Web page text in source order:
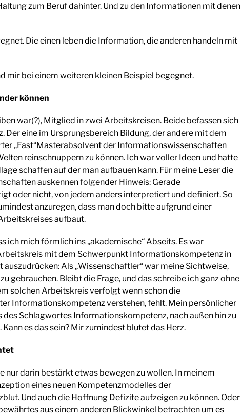
zum Beruf dahinter. Und zu den Informationen mit denen
Die einen leben die Information, die anderen handeln mit
mir bei einem weiteren kleinen Beispiel begegnet.
können
war(?), Mitglied in zwei Arbeitskreisen. Beide befassen sich
eine im Ursprungsbereich Bildung, der andere mit dem
„Fast“Masterabsolvent der Informationswissenschaften
reinschnuppern zu können. Ich war voller Ideen und hatte
schaffen auf der man aufbauen kann. Für meine Leser die
auskennen folgender Hinweis: Gerade
oder nicht, von jedem anders interpretiert und definiert. So
anzuregen, dass man doch bitte aufgrund einer
aufbaut.
ich mich förmlich ins „akademische“ Abseits. Es war
mit dem Schwerpunkt Informationskompetenz in
Als „Wissenschaftler“ war meine Sichtweise,
gebrauchen. Bleibt die Frage, und das schreibe ich ganz ohne
solchen Arbeitskreis verfolgt wenn schon die
Informationskompetenz verstehen, fehlt. Mein persönlicher
des Schlagwortes Informationskompetenz, nach außen hin zu
es das sein? Mir zumindest blutet das Herz.
nur darin bestärkt etwas bewegen zu wollen. In meinem
eines neuen Kompetenzmodelles der
Und auch die Hoffnung Defizite aufzeigen zu können. Oder
aus einem anderen Blickwinkel betrachten um es